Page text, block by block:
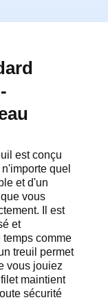
est conçu
quel
et d'un
vous
Il est
et
comme
treuil permet
vous jouiez
maintient
sécurité